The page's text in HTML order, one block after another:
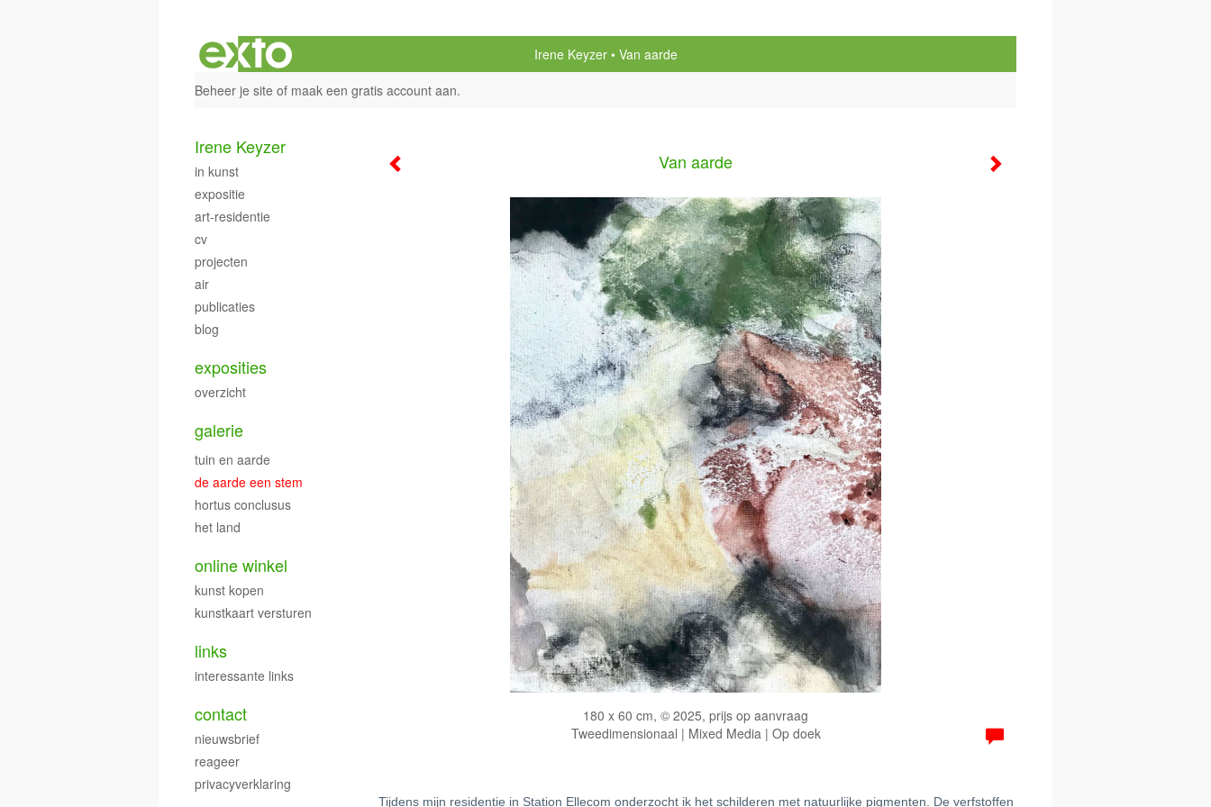
Irene Keyzer
Van aarde
Beheer je site of maak een gratis account aan.
Van aarde
180 x 60 cm, © 2025, prijs op aanvraag
Tweedimensionaal | Mixed Media | Op doek
Tijdens mijn residentie in Station Ellecom onderzocht ik het schilderen met natuurlijke pigmenten. De verfstoffen
Irene Keyzer
in kunst
expositie
art-residentie
cv
projecten
air
publicaties
blog
exposities
overzicht
galerie
tuin en aarde
de aarde een stem
hortus conclusus
het land
online winkel
kunst kopen
kunstkaart versturen
links
interessante links
contact
nieuwsbrief
reageer
privacyverklaring